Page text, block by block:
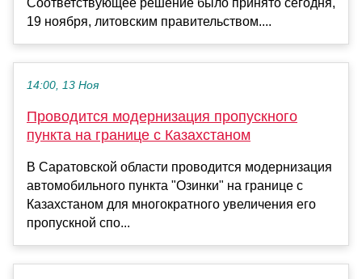
Соответствующее решение было принято сегодня,
19 ноября, литовским правительством....
14:00, 13 Ноя
Проводится модернизация пропускного
пункта на границе с Казахстаном
В Саратовской области проводится модернизация
автомобильного пункта "Озинки" на границе с
Казахстаном для многократного увеличения его
пропускной спо...